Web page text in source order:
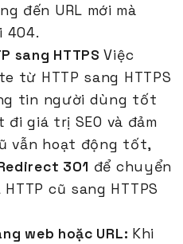
đến URL mới mà
404.
sang HTTPSViệc
từ HTTP sang HTTPS
tin người dùng tốt
giá trị SEO và đảm
vẫn hoạt động tốt,
301 để chuyển
cũ sang HTTPS
web hoặc URL: Khi